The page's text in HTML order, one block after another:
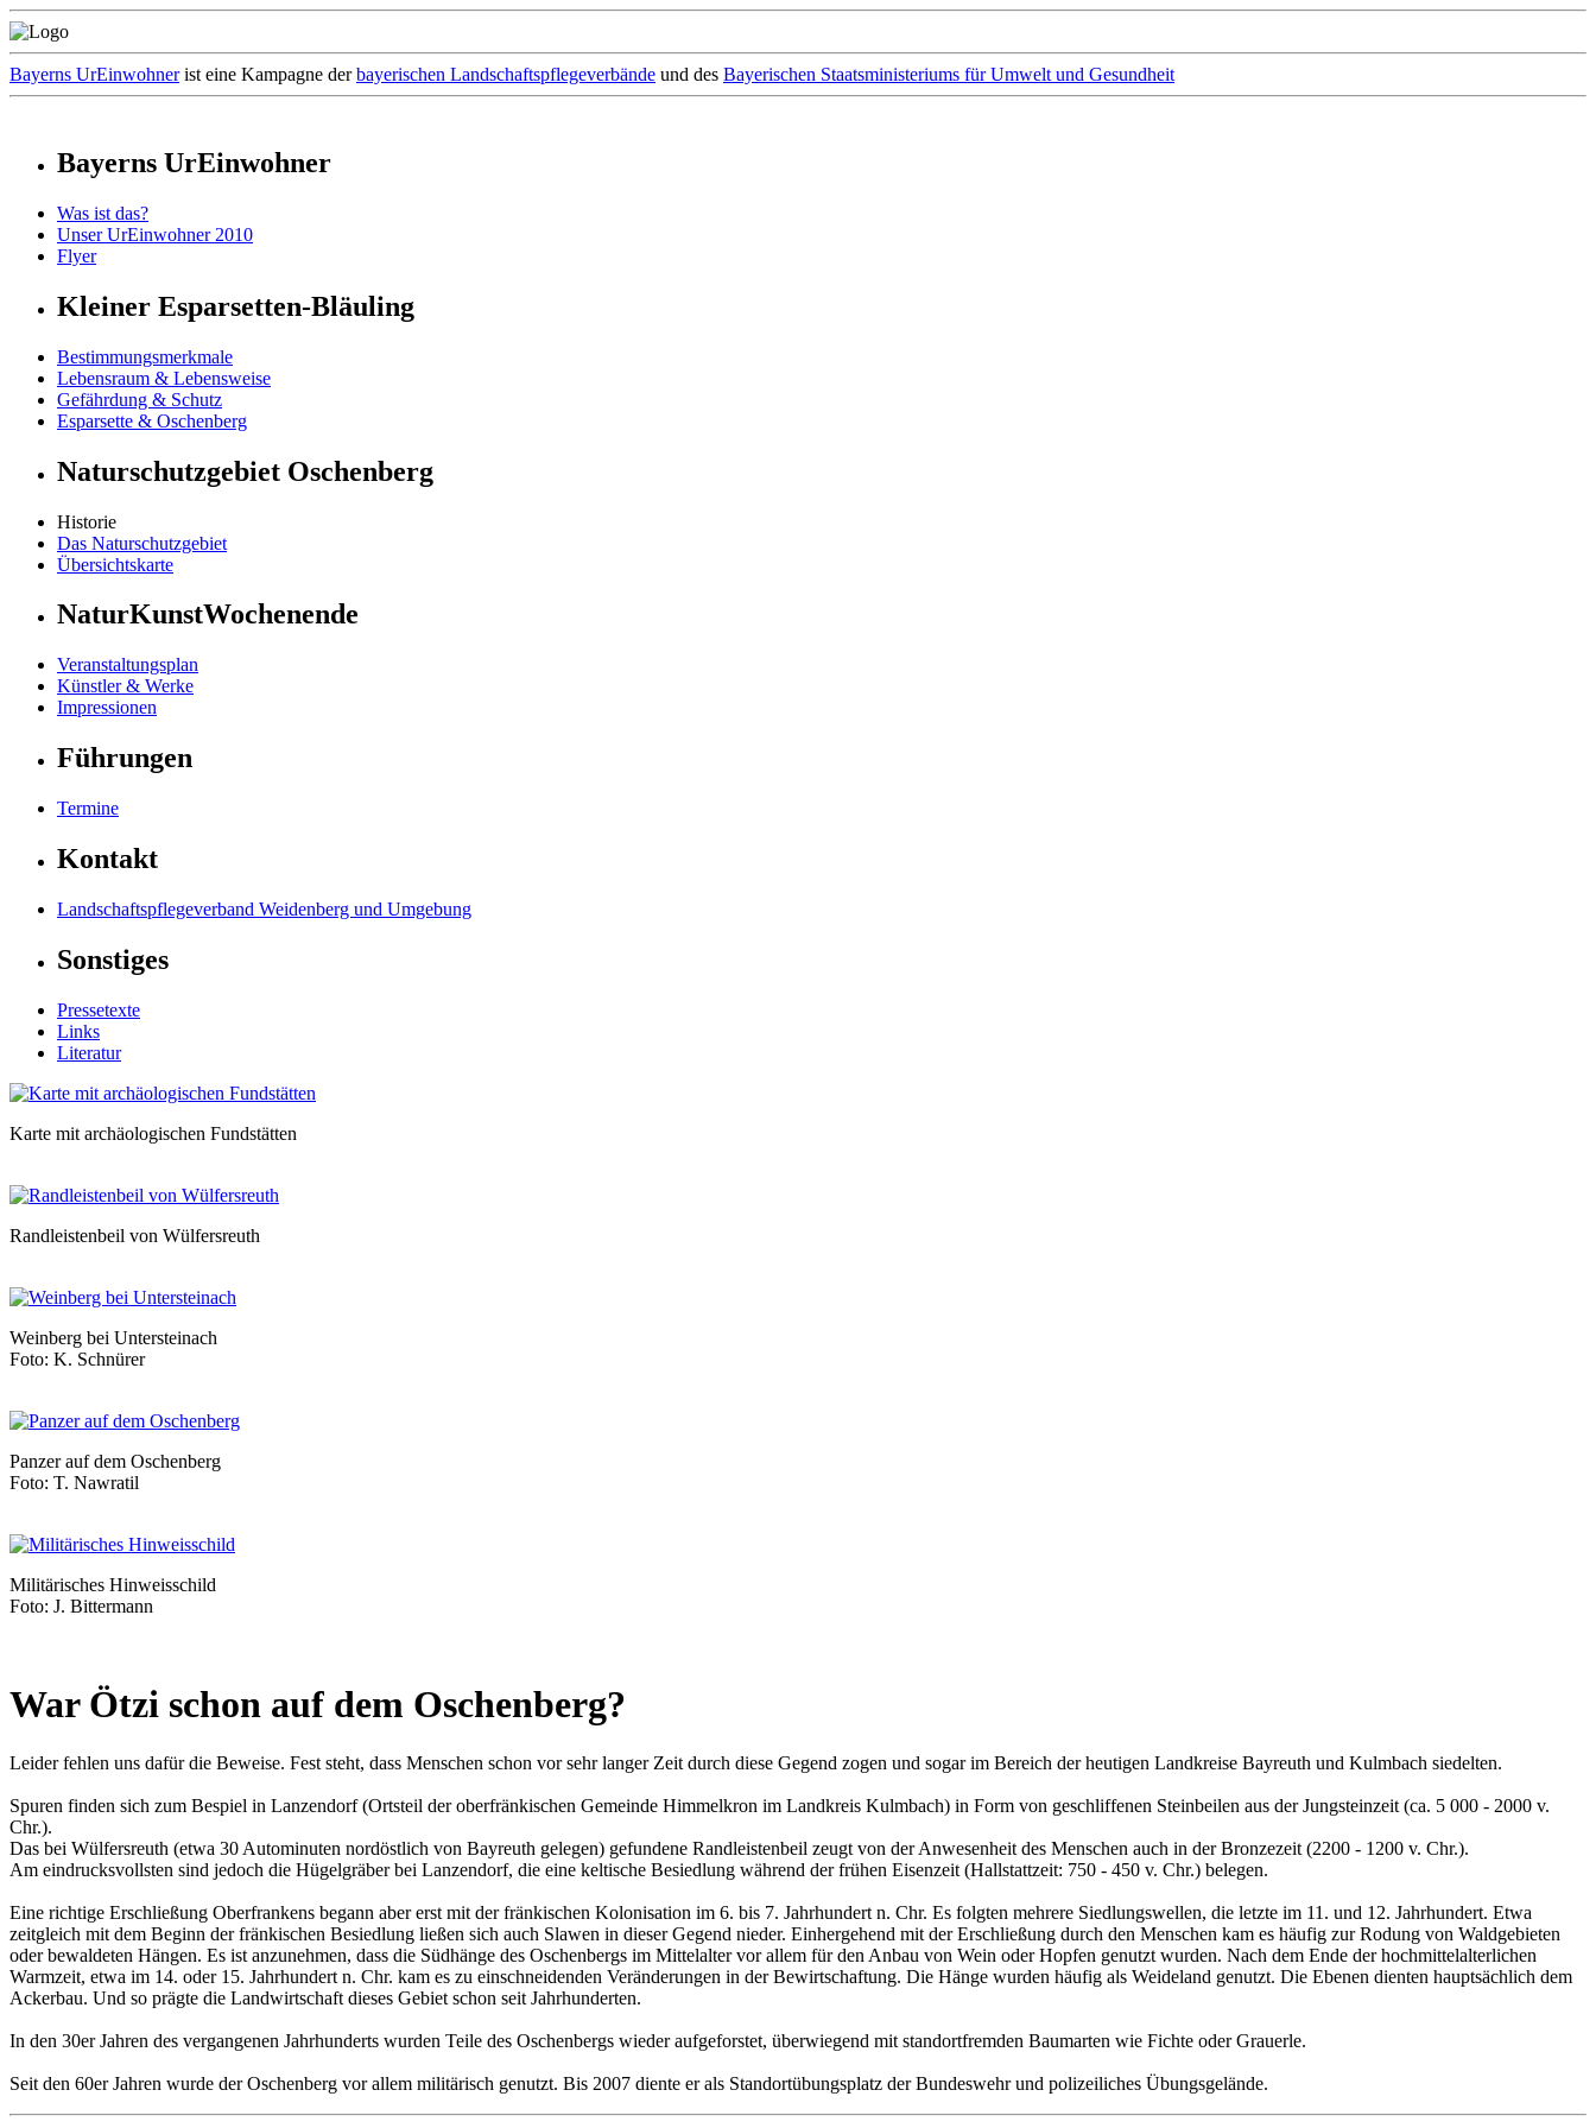
Bayerns UrEinwohnerist eine Kampagne derbayerischen Landschaftspflegeverbände und des Bayerischen Staatsministeriums für Umwelt und Gesundheit
Bayerns UrEinwohner
Was ist das?
Unser UrEinwohner 2010
Flyer
Kleiner Esparsetten-Bläuling
Bestimmungsmerkmale
Lebensraum & Lebensweise
Gefährdung & Schutz
Esparsette & Oschenberg
Naturschutzgebiet Oschenberg
Historie
Das Naturschutzgebiet
Übersichtskarte
NaturKunstWochenende
Veranstaltungsplan
Künstler & Werke
Impressionen
Führungen
Termine
Kontakt
Landschaftspflegeverband Weidenberg und Umgebung
Sonstiges
Pressetexte
Links
Literatur
Karte mit archäologischen Fundstätten
Randleistenbeil von Wülfersreuth
Weinberg bei Untersteinach
Foto: K. Schnürer
Panzer auf dem Oschenberg
Foto: T. Nawratil
Militärisches Hinweisschild
Foto: J. Bittermann
War Ötzi schon auf dem Oschenberg?
Leider fehlen uns dafür die Beweise. Fest steht, dass Menschen schon vor sehr langer Zeit durch diese Gegend zogen und sogar im Bereich der heutigen Landkreise Bayreuth und Kulmbach siedelten.
Spuren finden sich zum Bespiel in Lanzendorf (Ortsteil der oberfränkischen Gemeinde Himmelkron im Landkreis Kulmbach) in Form von geschliffenen Steinbeilen aus der Jungsteinzeit (ca. 5 000 - 2000 v.
Chr.).
Das bei Wülfersreuth (etwa 30 Autominuten nordöstlich von Bayreuth gelegen) gefundene Randleistenbeil zeugt von der Anwesenheit des Menschen auch in der Bronzezeit (2200 - 1200 v. Chr.).
Am eindrucksvollsten sind jedoch die Hügelgräber bei Lanzendorf, die eine keltische Besiedlung während der frühen Eisenzeit (Hallstattzeit: 750 - 450 v. Chr.) belegen.
Eine richtige Erschließung Oberfrankens begann aber erst mit der fränkischen Kolonisation im 6. bis 7. Jahrhundert n. Chr. Es folgten mehrere Siedlungswellen, die letzte im 11. und 12. Jahrhundert. Etwa
zeitgleich mit dem Beginn der fränkischen Besiedlung ließen sich auch Slawen in dieser Gegend nieder. Einhergehend mit der Erschließung durch den Menschen kam es häufig zur Rodung von Waldgebieten
oder bewaldeten Hängen. Es ist anzunehmen, dass die Südhänge des Oschenbergs im Mittelalter vor allem für den Anbau von Wein oder Hopfen genutzt wurden. Nach dem Ende der hochmittelalterlichen
Warmzeit, etwa im 14. oder 15. Jahrhundert n. Chr. kam es zu einschneidenden Veränderungen in der Bewirtschaftung. Die Hänge wurden häufig als Weideland genutzt. Die Ebenen dienten hauptsächlich dem
Ackerbau. Und so prägte die Landwirtschaft dieses Gebiet schon seit Jahrhunderten.
In den 30er Jahren des vergangenen Jahrhunderts wurden Teile des Oschenbergs wieder aufgeforstet, überwiegend mit standortfremden Baumarten wie Fichte oder Grauerle.
Seit den 60er Jahren wurde der Oschenberg vor allem militärisch genutzt. Bis 2007 diente er als Standortübungsplatz der Bundeswehr und polizeiliches Übungsgelände.